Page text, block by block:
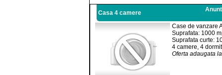
Casa 4 camere
Case de vanzare
Suprafata: 1000
Suprafata curte:
4 camere, 4
Oferta adaugata